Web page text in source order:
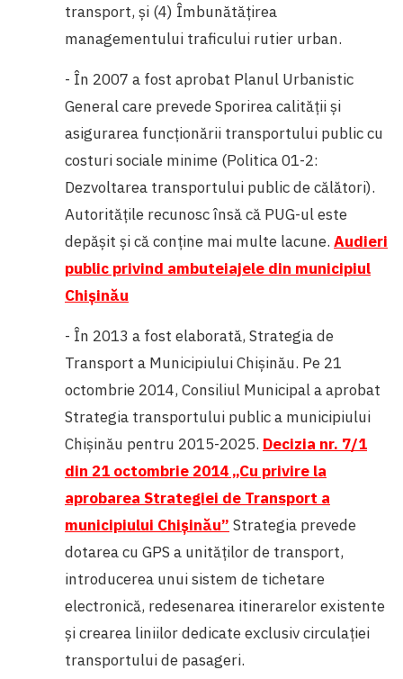
transport, și (4) Îmbunătăţirea
managementului traficului rutier urban.
- În 2007 a fost aprobat Planul Urbanistic
General care prevede Sporirea calităţii şi
asigurarea funcţionării transportului public cu
costuri sociale minime (Politica 01-2:
Dezvoltarea transportului public de călători).
Autoritățile recunosc însă că PUG-ul este
depășit și că conține mai multe lacune. Audieri
public privind ambuteiajele din municipiul
Chișinău
- În 2013 a fost elaborată, Strategia de
Transport a Municipiului Chișinău. Pe 21
octombrie 2014, Consiliul Municipal a aprobat
Strategia transportului public a municipiului
Chișinău pentru 2015-2025. Decizia nr. 7/1
din 21 octombrie 2014 „Cu privire la
aprobarea Strategiei de Transport a
municipiului Chișinău” Strategia prevede
dotarea cu GPS a unităţilor de transport,
introducerea unui sistem de tichetare
electronică, redesenarea itinerarelor existente
şi crearea liniilor dedicate exclusiv circulaţiei
transportului de pasageri.